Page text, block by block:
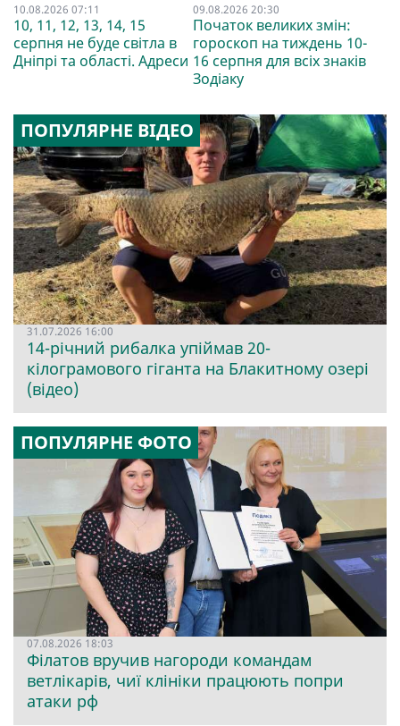
10.08.2026 07:11
10, 11, 12, 13, 14, 15
серпня не буде світла в
Дніпрі та області. Адреси
09.08.2026 20:30
Початок великих змін:
гороскоп на тиждень 10-
16 серпня для всіх знаків
Зодіаку
ПОПУЛЯРНЕ ВІДЕО
31.07.2026 16:00
14-річний рибалка упіймав 20-
кілограмового гіганта на Блакитному озері
(відео)
ПОПУЛЯРНЕ ФОТО
07.08.2026 18:03
Філатов вручив нагороди командам
ветлікарів, чиї клініки працюють попри
атаки рф